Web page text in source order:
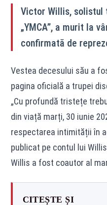
Victor Willis, solistul
„YMCA”, a murit la
confirmată de
Vestea decesului său a
pagina oficială a trupei
„Cu profundă tristețe
din viață marți, 30 iunie
respectarea intimității în
publicat pe contul lui
Willis a fost coautor al
CITEȘTE ȘI